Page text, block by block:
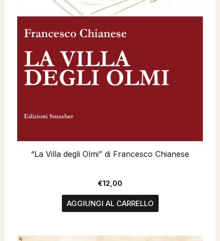
“La Villa degli Olmi” di Francesco Chianese
€12,00
AGGIUNGI AL CARRELLO